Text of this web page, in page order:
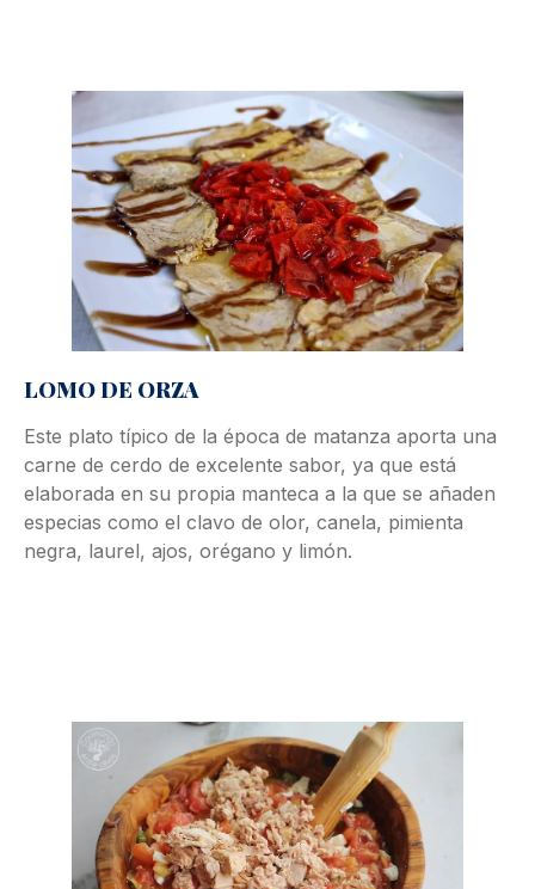
LOMO DE ORZA
Este plato típico de la época de matanza aporta una
carne de cerdo de excelente sabor, ya que está
elaborada en su propia manteca a la que se añaden
especias como el clavo de olor, canela, pimienta
negra, laurel, ajos, orégano y limón.